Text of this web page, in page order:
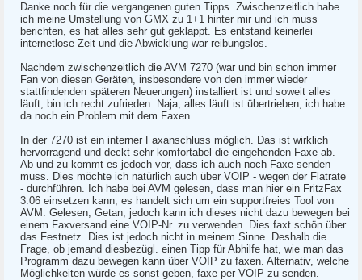
Danke noch für die vergangenen guten Tipps. Zwischenzeitlich habe
ich meine Umstellung von GMX zu 1+1 hinter mir und ich muss
berichten, es hat alles sehr gut geklappt. Es entstand keinerlei
internetlose Zeit und die Abwicklung war reibungslos.
Nachdem zwischenzeitlich die AVM 7270 (war und bin schon immer
Fan von diesen Geräten, insbesondere von den immer wieder
stattfindenden späteren Neuerungen) installiert ist und soweit alles
läuft, bin ich recht zufrieden. Naja, alles läuft ist übertrieben, ich habe
da noch ein Problem mit dem Faxen.
In der 7270 ist ein interner Faxanschluss möglich. Das ist wirklich
hervorragend und deckt sehr komfortabel die eingehenden Faxe ab.
Ab und zu kommt es jedoch vor, dass ich auch noch Faxe senden
muss. Dies möchte ich natürlich auch über VOIP - wegen der Flatrate
- durchführen. Ich habe bei AVM gelesen, dass man hier ein FritzFax
3.06 einsetzen kann, es handelt sich um ein supportfreies Tool von
AVM. Gelesen, Getan, jedoch kann ich dieses nicht dazu bewegen bei
einem Faxversand eine VOIP-Nr. zu verwenden. Dies faxt schön über
das Festnetz. Dies ist jedoch nicht in meinem Sinne. Deshalb die
Frage, ob jemand diesbezügl. einen Tipp für Abhilfe hat, wie man das
Programm dazu bewegen kann über VOIP zu faxen. Alternativ, welche
Möglichkeiten würde es sonst geben, faxe per VOIP zu senden.